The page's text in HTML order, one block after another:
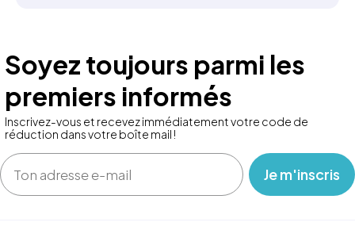
Soyez toujours parmi les
premiers informés
Inscrivez-vous et recevez immédiatement votre code de
réduction dans votre boîte mail !
Email
‎ ‎ ‎ Je m'inscris ‎ ‎ ‎